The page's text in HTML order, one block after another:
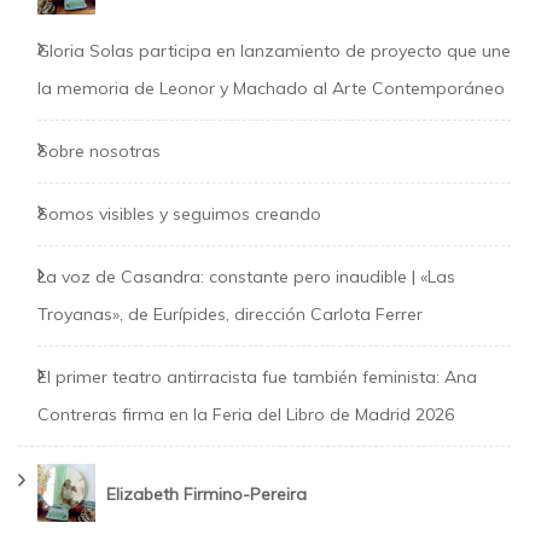
Gloria Solas participa en lanzamiento de proyecto que une
la memoria de Leonor y Machado al Arte Contemporáneo
Sobre nosotras
Somos visibles y seguimos creando
La voz de Casandra: constante pero inaudible | «Las
Troyanas», de Eurípides, dirección Carlota Ferrer
El primer teatro antirracista fue también feminista: Ana
Contreras firma en la Feria del Libro de Madrid 2026
Elizabeth Firmino-Pereira